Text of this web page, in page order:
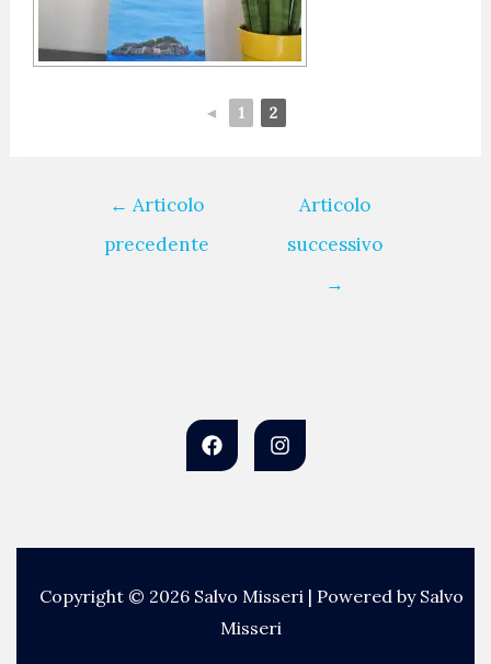
◄ 1 2
← Articolo
precedente
Articolo
successivo
→
Copyright © 2026 Salvo Misseri | Powered by Salvo
Misseri